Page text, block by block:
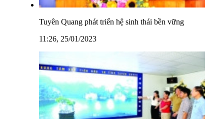
Tuyên Quang phát triển hệ sinh thái bền vững
11:26, 25/01/2023